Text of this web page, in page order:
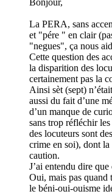
La PERA, sans
et "pére " en clair
"negues", ça nous
Cette question des
la disparition des
certainement pas la
Ainsi sèt (sept)
aussi du fait d’une
d’un manque de
sans trop réfléchir
des locuteurs sont
crime en soi), dont la
caution.
J’ai entendu dire
Oui, mais pas quand
le béni-oui-ouisme